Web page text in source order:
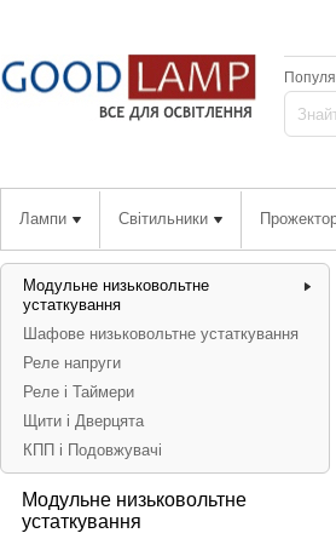
Лампи Світильники
Модульне низьковольтне
устаткування
Шафове низьковольтне устаткування
Реле напруги
Реле і Таймери
Щити і Дверцята
КПП і Подовжувачі
Модульне низьковольтне
устаткування